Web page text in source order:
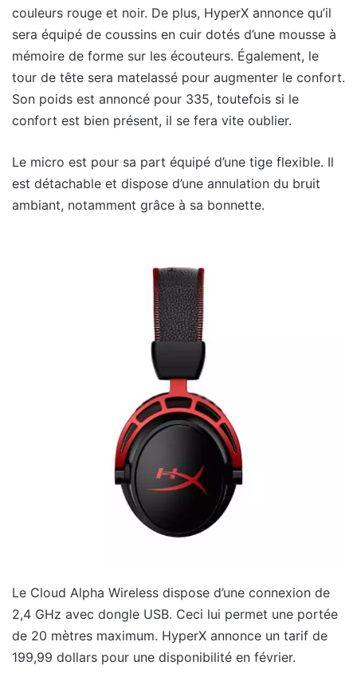
couleurs rouge et noir. De plus, HyperX annonce qu’il
sera équipé de coussins en cuir dotés d’une mousse à
mémoire de forme sur les écouteurs. Également, le
tour de tête sera matelassé pour augmenter le confort.
Son poids est annoncé pour 335, toutefois si le
confort est bien présent, il se fera vite oublier.
Le micro est pour sa part équipé d’une tige flexible. Il
est détachable et dispose d’une annulation du bruit
ambiant, notamment grâce à sa bonnette.
Le Cloud Alpha Wireless dispose d’une connexion de
2,4 GHz avec dongle USB. Ceci lui permet une portée
de 20 mètres maximum. HyperX annonce un tarif de
199,99 dollars pour une disponibilité en février.